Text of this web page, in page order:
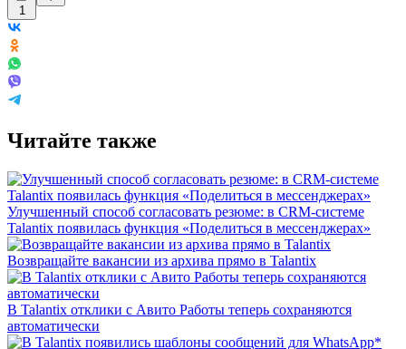
1
Читайте также
Улучшенный способ согласовать резюме: в CRM-системе
Talantix появилась функция «Поделиться в мессенджерах»
Возвращайте вакансии из архива прямо в Talantix
В Talantix отклики с Авито Работы теперь сохраняются
автоматически